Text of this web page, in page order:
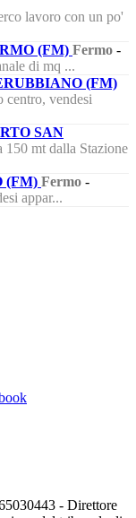
lavoro con un po'
(FM) Fermo -
di mq ...
(FM)
centro, vendesi
SAN
150 mt dalla Stazione
(FM) Fermo -
appar...
- Direttore